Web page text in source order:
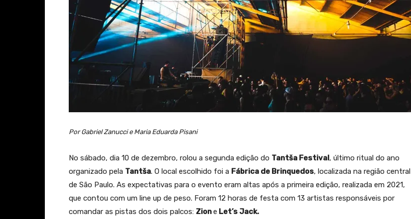
Por Gabriel Zanucci e Maria Eduarda Pisani
No sábado, dia 10 de dezembro, rolou a segunda edição do Tantša Festival, último ritual do ano
organizado pela Tantša. O local escolhido foi a Fábrica de Brinquedos, localizada na região central
de São Paulo. As expectativas para o evento eram altas após a primeira edição, realizada em 2021,
que contou com um line up de peso. Foram 12 horas de festa com 13 artistas responsáveis por
comandar as pistas dos dois palcos: Zione Let’s Jack.